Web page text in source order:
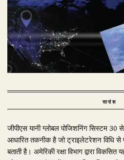
सारांश
जीपीएस यानी ग्लोबल पोजिशनिंग सिस्टम
आधारित तकनीक है जो ट्राइलेटरेशन विधि
बताती है। अमेरिकी रक्षा विभाग द्वारा